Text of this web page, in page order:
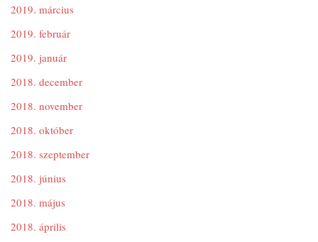
2019. március
2019. február
2019. január
2018. december
2018. november
2018. október
2018. szeptember
2018. június
2018. május
2018. április